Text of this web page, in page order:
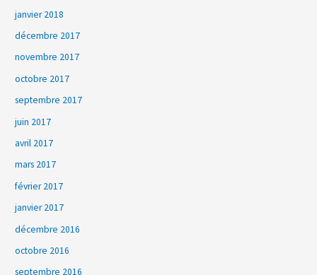
janvier 2018
décembre 2017
novembre 2017
octobre 2017
septembre 2017
juin 2017
avril 2017
mars 2017
février 2017
janvier 2017
décembre 2016
octobre 2016
septembre 2016